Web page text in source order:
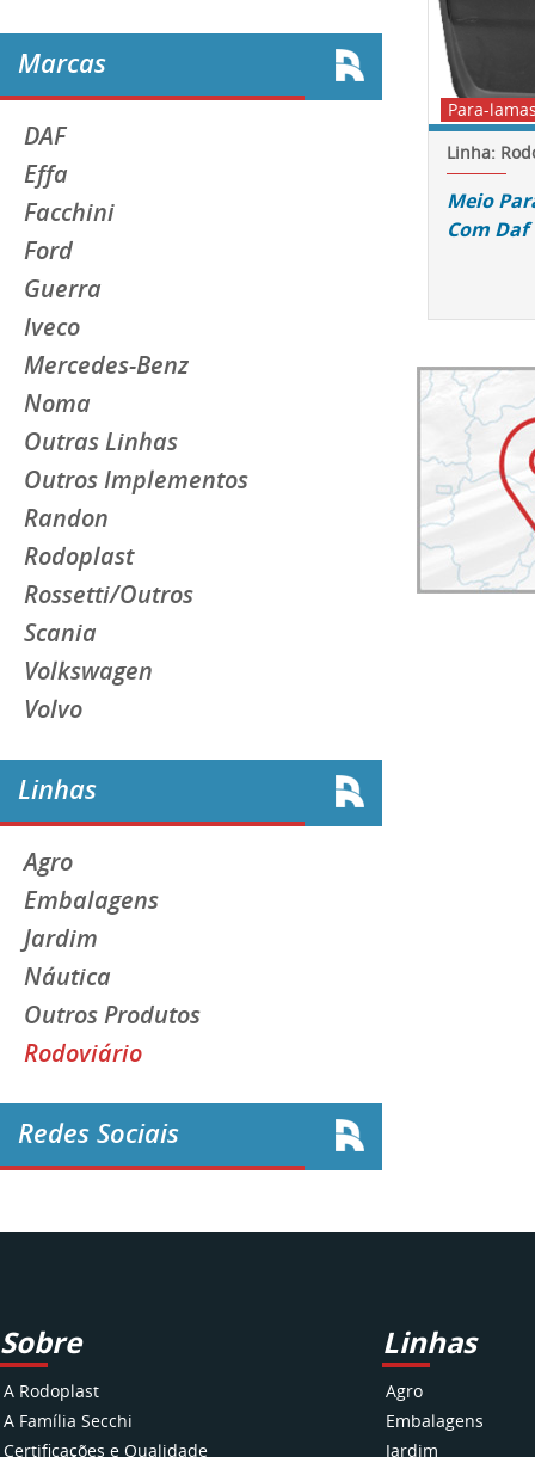
Marcas
DAF
Effa
Facchini
Ford
Guerra
Iveco
Mercedes-Benz
Noma
Outras Linhas
Outros Implementos
Randon
Rodoplast
Rossetti/Outros
Scania
Volkswagen
Volvo
Linhas
Agro
Embalagens
Jardim
Náutica
Outros Produtos
Rodoviário
Redes Sociais
Linha:
Meio
Com Daf
Para-
Sobre
A Rodoplast
A Família Secchi
Certificações e Qualidade
Linhas
Agro
Embalagens
Jardim